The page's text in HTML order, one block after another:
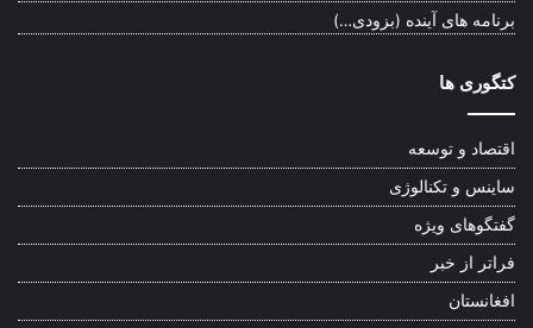
برنامه های آینده (بزودی…)
کتگوری ها
اقتصاد و توسعه
ساینس و تکنالوژی
گفتگوهای ویژه
فراتر از خبر
افغانستان